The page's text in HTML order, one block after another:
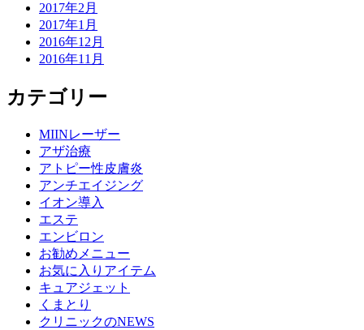
2017年2月
2017年1月
2016年12月
2016年11月
カテゴリー
MIINレーザー
アザ治療
アトピー性皮膚炎
アンチエイジング
イオン導入
エステ
エンビロン
お勧めメニュー
お気に入りアイテム
キュアジェット
くまとり
クリニックのNEWS